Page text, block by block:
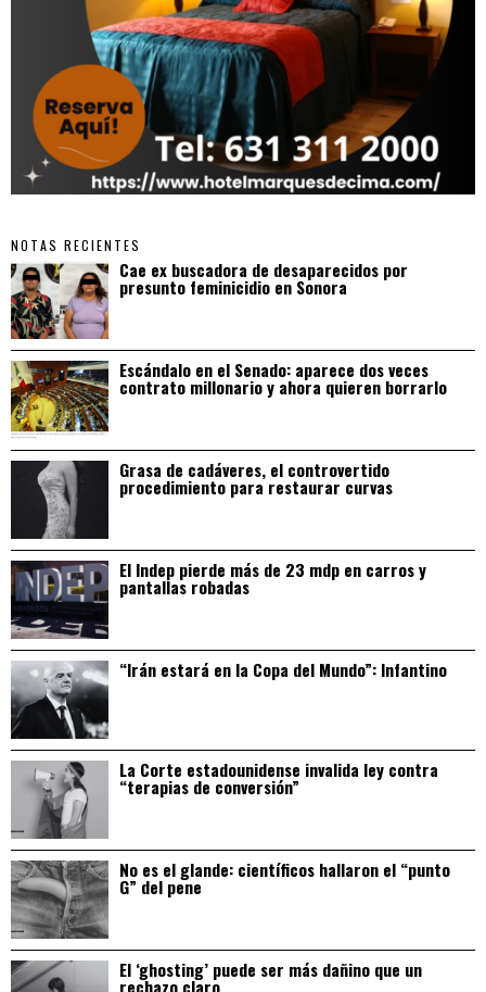
NOTAS RECIENTES
Cae ex buscadora de desaparecidos por
presunto feminicidio en Sonora
Escándalo en el Senado: aparece dos veces
contrato millonario y ahora quieren borrarlo
Grasa de cadáveres, el controvertido
procedimiento para restaurar curvas
El Indep pierde más de 23 mdp en carros y
pantallas robadas
“Irán estará en la Copa del Mundo”: Infantino
La Corte estadounidense invalida ley contra
“terapias de conversión”
No es el glande: científicos hallaron el “punto
G” del pene
El ‘ghosting’ puede ser más dañino que un
rechazo claro